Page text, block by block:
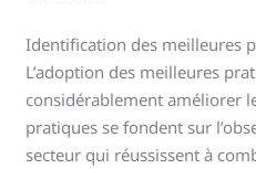
Identification des meilleures
L’adoption des meilleures
considérablement améliorer
pratiques se fondent sur
secteur qui réussissent à